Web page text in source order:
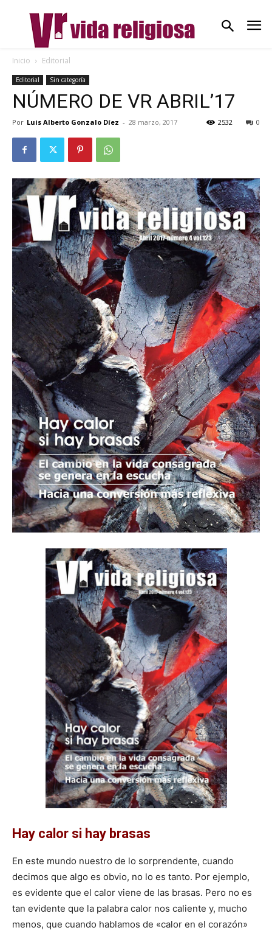
Inicio Editorial
Editorial Sin categoría
NÚMERO DE VR ABRIL’17
Por Luis Alberto Gonzalo Díez - 28 marzo, 2017 0
2532
Hay calor si hay brasas
En este mundo nuestro de lo sorprendente, cuando
decimos que algo es obvio, no lo es tanto. Por ejemplo,
es evidente que el calor viene de las brasas. Pero no es
tan evidente que la palabra calor nos caliente y, mucho
menos, que cuando hablamos de «calor en el corazón»